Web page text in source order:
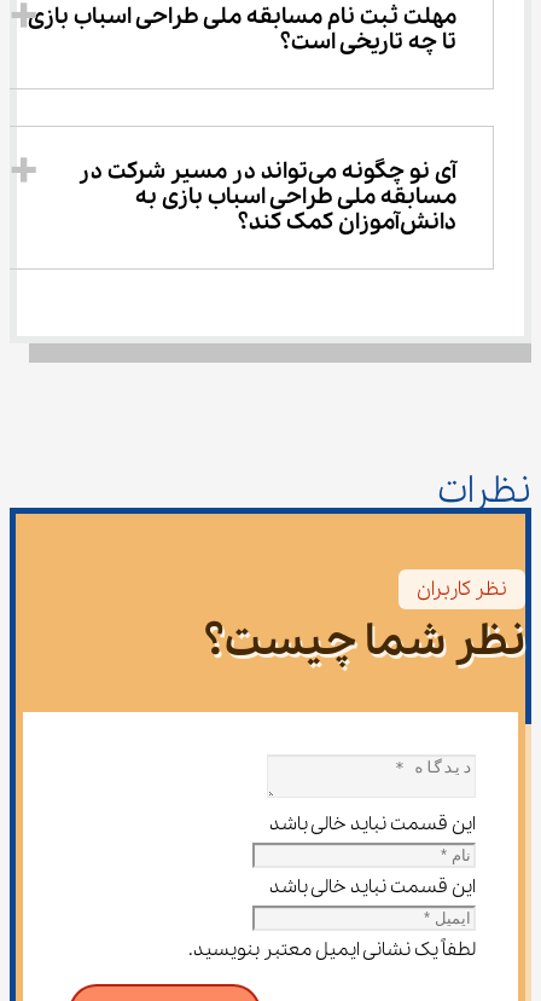
مهلت ثبت‌ نام مسابقه ملی طراحی اسباب ‌بازی
تا چه تاریخی است؟
آی نو چگونه می‌تواند در مسیر شرکت در
مسابقه ملی طراحی اسباب ‌بازی به
دانش‌آموزان کمک کند؟
نظرات
نظر کاربران
نظر شما چیست؟
این قسمت نباید خالی باشد
این قسمت نباید خالی باشد
لطفاً یک نشانی ایمیل معتبر بنویسید.